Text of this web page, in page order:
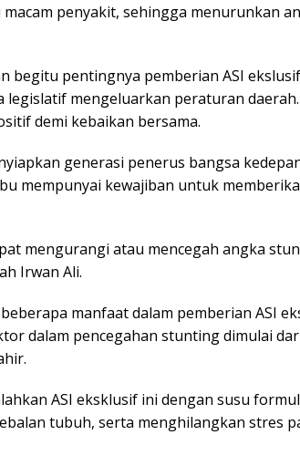
penyakit, sehingga menurunkan
begitu pentingnya pemberian ASI
legislatif mengeluarkan peraturan
demi kebaikan bersama.
generasi penerus bangsa
mempunyai kewajiban untuk
mengurangi atau mencegah angka
Irwan Ali.
manfaat dalam pemberian ASI
dalam pencegahan stunting dimulai
ASI eksklusif ini dengan susu
tubuh, serta menghilangkan stres